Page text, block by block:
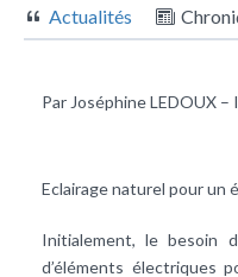
Actualités
Par Joséphine LEDOUX
Eclairage naturel pour un
Initialement, le besoin
d’éléments électriques